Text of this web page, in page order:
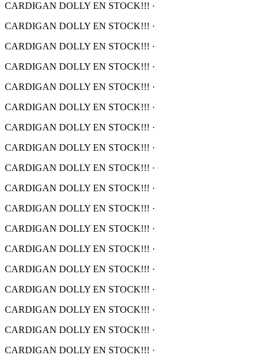
CARDIGAN DOLLY EN STOCK!!! ·
CARDIGAN DOLLY EN STOCK!!! ·
CARDIGAN DOLLY EN STOCK!!! ·
CARDIGAN DOLLY EN STOCK!!! ·
CARDIGAN DOLLY EN STOCK!!! ·
CARDIGAN DOLLY EN STOCK!!! ·
CARDIGAN DOLLY EN STOCK!!! ·
CARDIGAN DOLLY EN STOCK!!! ·
CARDIGAN DOLLY EN STOCK!!! ·
CARDIGAN DOLLY EN STOCK!!! ·
CARDIGAN DOLLY EN STOCK!!! ·
CARDIGAN DOLLY EN STOCK!!! ·
CARDIGAN DOLLY EN STOCK!!! ·
CARDIGAN DOLLY EN STOCK!!! ·
CARDIGAN DOLLY EN STOCK!!! ·
CARDIGAN DOLLY EN STOCK!!! ·
CARDIGAN DOLLY EN STOCK!!! ·
CARDIGAN DOLLY EN STOCK!!! ·